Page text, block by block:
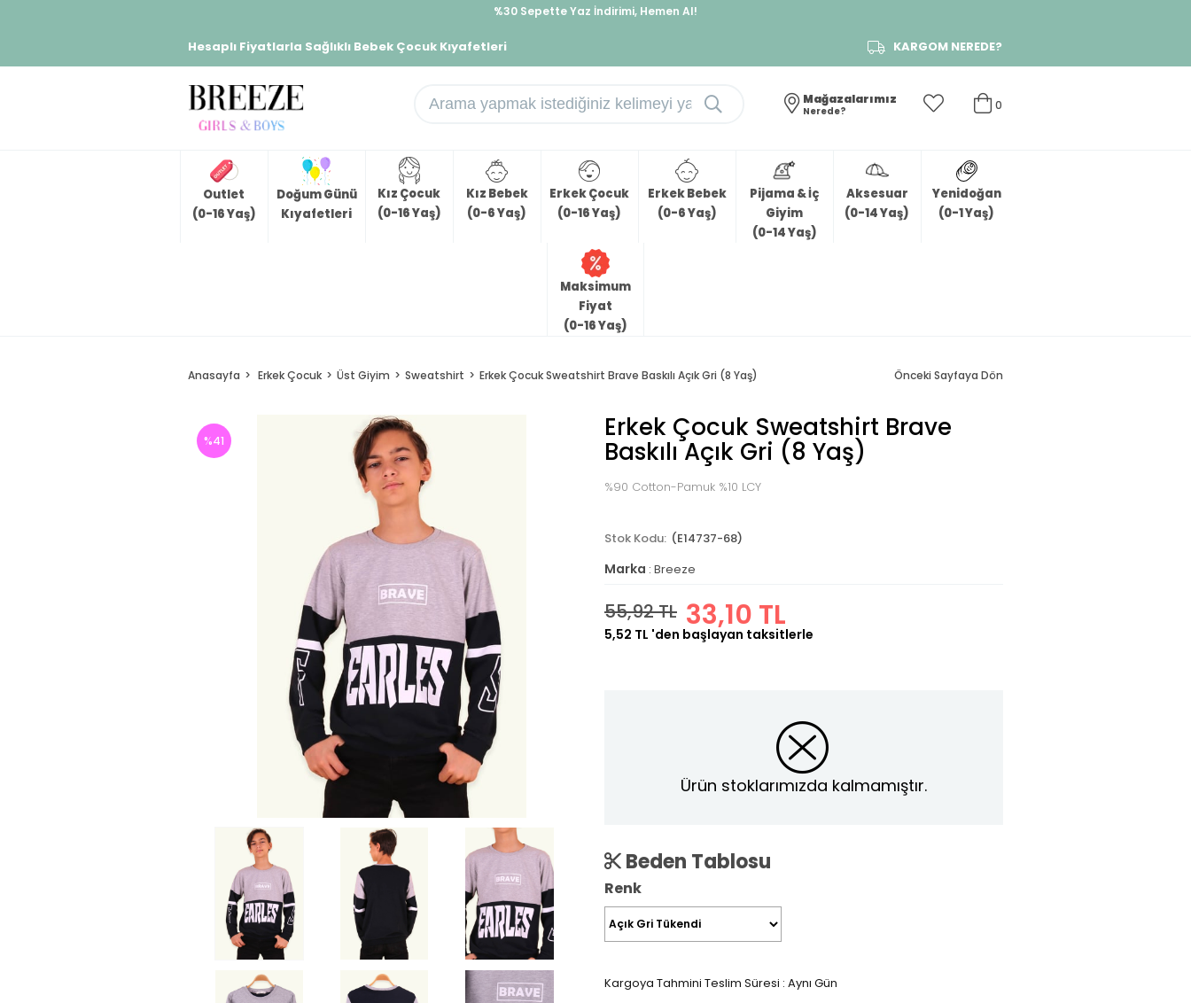
%30 Sepette Yaz İndirimi, Hemen Al!
Hesaplı Fiyatlarla Sağlıklı Bebek Çocuk Kıyafetleri KARGOM NEREDE?
0
Mağazalarımız
Nerede?
Outlet
(0-16 Yaş)
Doğum Günü
Kıyafetleri
Kız Çocuk
(0-16 Yaş)
Kız Bebek
(0-6 Yaş)
Erkek Çocuk
(0-16 Yaş)
Erkek Bebek
(0-6 Yaş)
Pijama & İç
Giyim
(0-14 Yaş)
Aksesuar
(0-14 Yaş)
Yenidoğan
(0-1 Yaş)
Maksimum
Fiyat
(0-16 Yaş)
Anasayfa Erkek Çocuk Üst Giyim Sweatshirt Erkek Çocuk Sweatshirt Brave Baskılı Açık Gri (8 Yaş) Önceki Sayfaya Dön
%41 Erkek Çocuk Sweatshirt Brave
Baskılı Açık Gri (8 Yaş)
%90 Cotton-Pamuk %10 LCY
(E14737-68)
Marka : Breeze
55,92 TL 33,10 TL
5,52 TL 'den başlayan taksitlerle
Ürün stoklarımızda kalmamıştır.
Beden Tablosu
Renk
Kargoya Tahmini Teslim Süresi : Aynı Gün